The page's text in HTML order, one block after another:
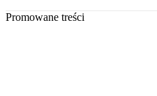
Promowane treści